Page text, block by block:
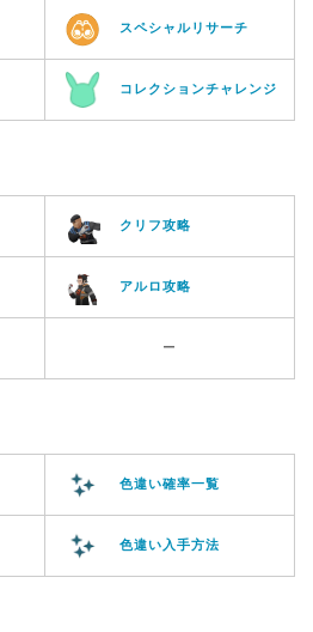
スペシャルリサーチ
コレクションチャレンジ
クリフ攻略
アルロ攻略
ー
色違い確率一覧
色違い入手方法